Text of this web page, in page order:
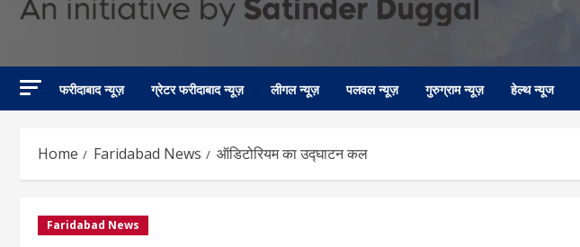
फरीदाबाद न्यूज़ ग्रेटर फरीदाबाद न्यूज़ लीगल न्यूज़ पलवल न्यूज़ गुरुग्राम न्यूज़ हेल्थ न्यूज
Home Faridabad News ऑडिटोरियम का उद्घाटन कल
Faridabad News